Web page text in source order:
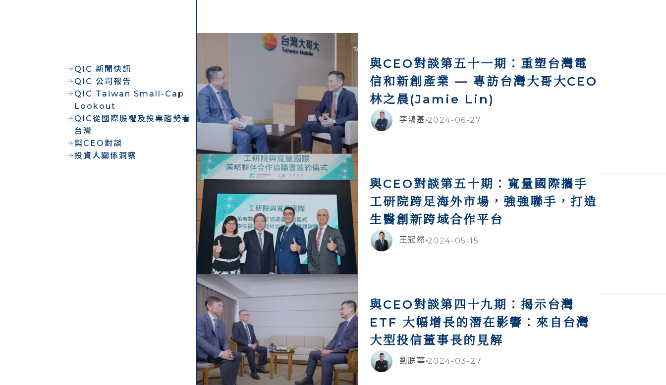
QIC 新聞快訊
QIC 公司報告
QIC Taiwan Small-Cap
Lookout
QIC從國際股權及投票趨勢看
台灣
與CEO對談
投資人關係洞察
與CEO對談第五十一期：重塑台灣電
信和新創產業 — 專訪台灣大哥大CEO
林之晨(Jamie Lin)
李鴻基 2024-06-27
與CEO對談第五十期：寬量國際攜手
工研院跨足海外市場，強強聯手，打造
生醫創新跨域合作平台
王冠然 2024-05-15
與CEO對談第四十九期：揭示台灣
ETF 大幅增長的潛在影響：來自台灣
大型投信董事長的見解
劉朕華 2024-03-27